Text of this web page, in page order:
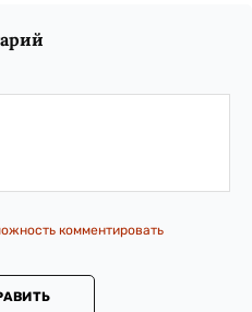
комментировать